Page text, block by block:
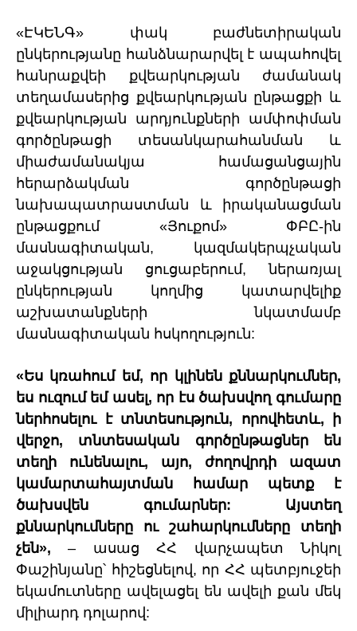
«ԷԿԵՆԳ» փակ բաժնետիրական
ընկերությանը հանձնարարվել է ապահովել
հանրաքվեի քվեարկության ժամանակ
տեղամասերից քվեարկության ընթացքի և
քվեարկության արդյունքների ամփոփման
գործընթացի տեսանկարահանման և
միաժամանակյա համացանցային
հերարձակման գործընթացի
նախապատրաստման և իրականացման
ընթացքում «Յուքոմ» ՓԲԸ-ին
մասնագիտական, կազմակերպչական
աջակցության ցուցաբերում, ներառյալ
ընկերության կողմից կատարվելիք
աշխատանքների նկատմամբ
մասնագիտական հսկողություն:
«Ես կռահում եմ, որ կլինեն քննարկումներ,
ես ուզում եմ ասել, որ էս ծախսվող գումարը
ներհոսելու է տնտեսություն, որովհետև, ի
վերջո, տնտեսական գործընթացներ են
տեղի ունենալու, այո, ժողովրդի ազատ
կամարտահայտման համար պետք է
ծախսվեն գումարներ: Այստեղ
քննարկումները ու շահարկումները տեղի
չեն», – ասաց ՀՀ վարչապետ Նիկոլ
Փաշինյանը՝ հիշեցնելով, որ ՀՀ պետբյուջեի
եկամուտները ավելացել են ավելի քան մեկ
միլիարդ դոլարով: